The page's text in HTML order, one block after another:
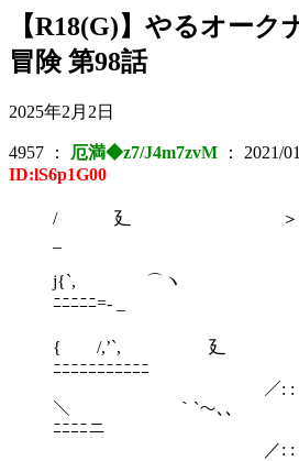
【R18(G)】やるオーク
冒険 第98話
2025年2月2日
4957 ： 厄満◆z7/J4m7zvM ： 2021/
ID:lS6p1G00
/ 廴 ＞､
j{`, ⌒ヽ ＼
ﾆﾆﾆﾆﾆ=- _
､丶"＾:
{ /,’`,
ﾆﾆﾆﾆﾆﾆﾆﾆﾆﾆﾆ
／: : : : : : : : :
＼ ｀`～､、
ﾆﾆﾆﾆニ
／: : : : : : :